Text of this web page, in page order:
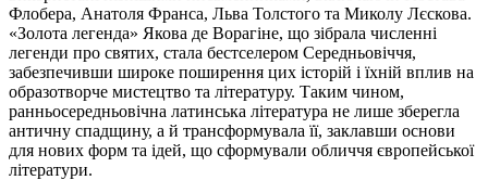
Флобера, Анатоля Франса, Льва Толстого та Миколу Лєскова.
«Золота легенда» Якова де Ворагіне, що зібрала численні
легенди про святих, стала бестселером Середньовіччя,
забезпечивши широке поширення цих історій і їхній вплив на
образотворче мистецтво та літературу. Таким чином,
ранньосередньовічна латинська література не лише зберегла
античну спадщину, а й трансформувала її, заклавши основи
для нових форм та ідей, що сформували обличчя європейської
літератури.